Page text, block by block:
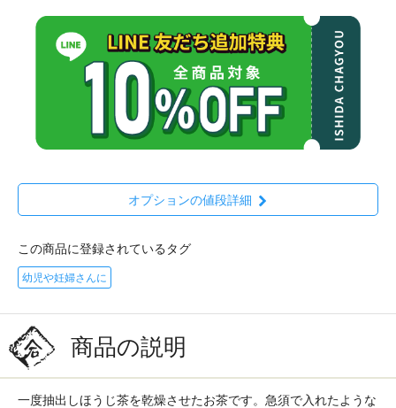
オプションの値段詳細
この商品に登録されているタグ
幼児や妊婦さんに
商品の説明
一度抽出しほうじ茶を乾燥させたお茶です。急須で入れたような